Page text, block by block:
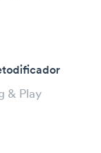
& Play